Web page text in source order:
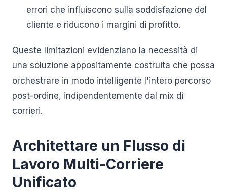
errori che influiscono sulla soddisfazione del
cliente e riducono i margini di profitto.
Queste limitazioni evidenziano la necessità di
una soluzione appositamente costruita che possa
orchestrare in modo intelligente l'intero percorso
post-ordine, indipendentemente dal mix di
corrieri.
Architettare un Flusso di
Lavoro Multi-Corriere
Unificato